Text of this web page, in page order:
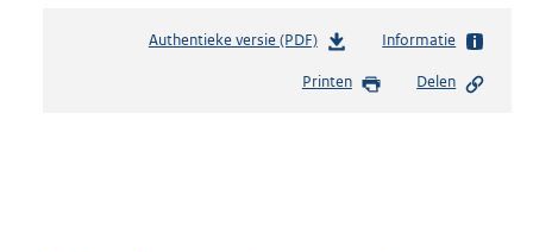
Authentieke versie (PDF)b
s
Informatie
Printen Delen